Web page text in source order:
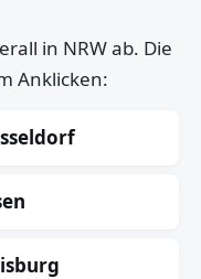
in NRW ab. Die
Anklicken: